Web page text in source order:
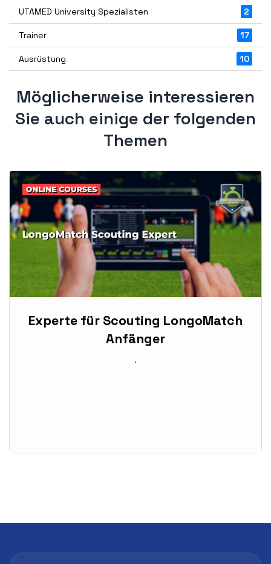
UTAMED University Spezialisten 2
Trainer 17
Ausrüstung 10
Möglicherweise interessieren
Sie auch einige der folgenden
Themen
Experte für Scouting LongoMatch
Anfänger
.